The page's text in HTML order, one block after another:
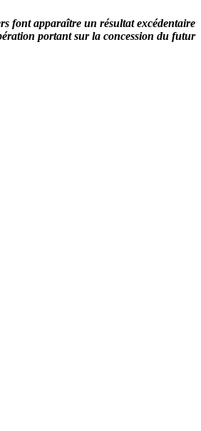
font apparaître un résultat excédentaire
portant sur la concession du futur